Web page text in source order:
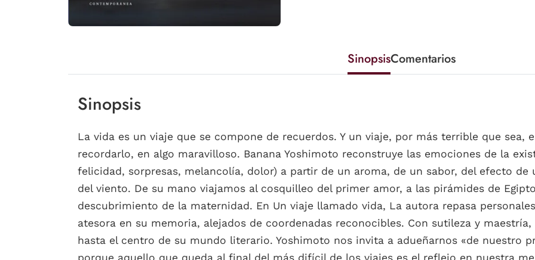
SinopsisComentarios
Sinopsis
La vida es un viaje que se compone de recuerdos. Y un viaje, por más terrible que sea,
recordarlo, en algo maravilloso. Banana Yoshimoto reconstruye las emociones de la
felicidad, sorpresas, melancolía, dolor) a partir de un aroma, de un sabor, del efecto
del viento. De su mano viajamos al cosquilleo del primer amor, a las pirámides de
descubrimiento de la maternidad. En Un viaje llamado vida, La autora repasa
atesora en su memoria, alejados de coordenadas reconocibles. Con sutileza y
hasta el centro de su mundo literario. Yoshimoto nos invita a adueñarnos «de nuestro
porque aquello que queda al final del más difícil de los viajes es el reflejo en nuestra